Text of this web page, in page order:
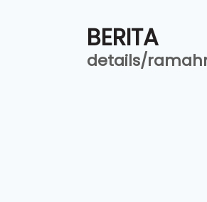
BERITA
details/